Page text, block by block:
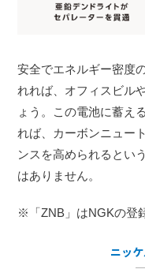
安全でエネルギー密度
れれば、オフィスビル
ょう。この電池に蓄え
れば、カーボンニュー
ンスを高められるとい
はありません。
※「ZNB」はNGKの登
ニッ